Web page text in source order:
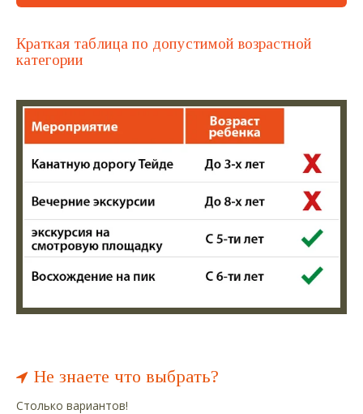
Краткая таблица по допустимой возрастной
категории
Не знаете что выбрать?
Столько вариантов!